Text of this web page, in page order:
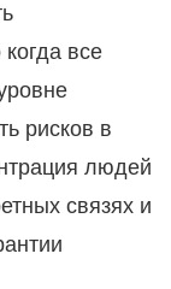
все
рисков в
людей
связях и